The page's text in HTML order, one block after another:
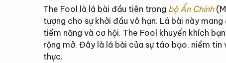
The Fool là lá bài đầu tiên trong bộ Ẩn Chính
tượng cho sự khởi đầu vô hạn. Lá bài này
tiềm năng và cơ hội. The Fool khuyến khích
rộng mở. Đây là lá bài của sự táo bạo, niềm
thực.